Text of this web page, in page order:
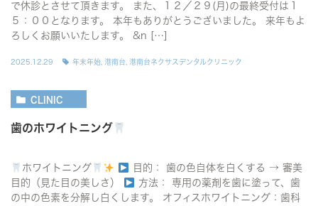
で休診とさせて頂きます。 また、１２／２９(月)の最終受付は１
５：００となります。 本年もありがとうございました。 来年もよ
ろしくお願いいたします。 &n […]
2025.12.29 年末年始 港南台 港南台ネクサスデンタルクリニック
CLINIC
歯のホワイトニング
ホワイトニング
目的： 歯の色自体を白くする → 審美
目的（見た目の美しさ）
方法： 専用の薬剤を歯に塗って、歯
の中の色素を分解し白くします。 オフィスホワイトニング：歯科